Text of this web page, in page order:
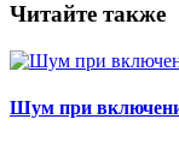
Читайте также
Шум при